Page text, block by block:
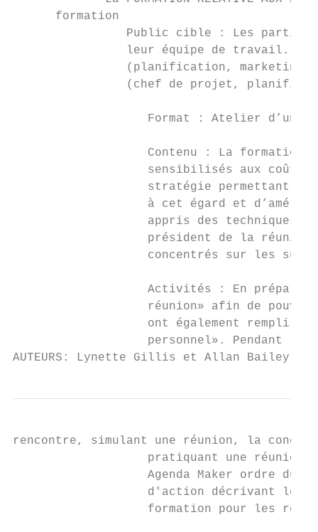
      formation
Public cible : Les
leur équipe de travail.
(planification,
(chef de projet,
Format : Atelier d’une
Contenu : La formation
sensibilisés aux coûts
stratégie permettant
à cet égard et
appris des techniques
président de la
concentrés sur les
Activités : En
réunion» afin de
ont également rempli
personnel». Pendant la
AUTEURS: Lynette Gillis et Allan
rencontre, simulant une réunion, la
pratiquant une
Agenda Maker ordre du
d'action décrivant les
formation pour les